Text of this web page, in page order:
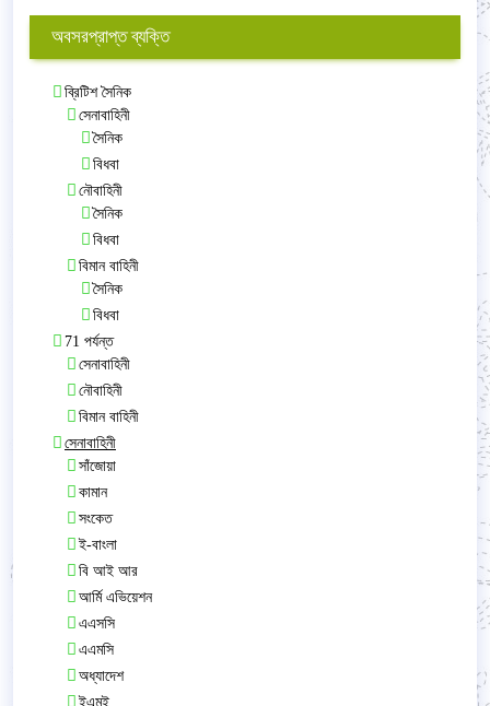
অবসরপ্রাপ্ত ব্যক্তি
ব্রিটিশ সৈনিক
সেনাবাহিনী
সৈনিক
বিধবা
নৌবাহিনী
সৈনিক
বিধবা
বিমান বাহিনী
সৈনিক
বিধবা
71 পর্যন্ত
সেনাবাহিনী
নৌবাহিনী
বিমান বাহিনী
সেনাবাহিনী
সাঁজোয়া
কামান
সংকেত
ই-বাংলা
বি আই আর
আর্মি এভিয়েশন
এএসসি
এএমসি
অধ্যাদেশ
ইএমই